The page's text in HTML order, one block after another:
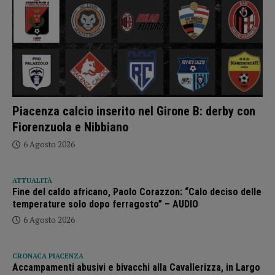
Piacenza calcio inserito nel Girone B: derby con
Fiorenzuola e Nibbiano
6 Agosto 2026
ATTUALITÀ
Fine del caldo africano, Paolo Corazzon: “Calo deciso delle
temperature solo dopo ferragosto” – AUDIO
6 Agosto 2026
CRONACA PIACENZA
Accampamenti abusivi e bivacchi alla Cavallerizza, in Largo